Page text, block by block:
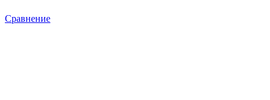
Сравнение